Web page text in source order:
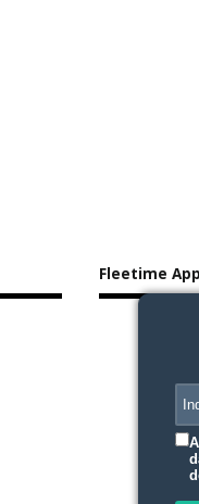
Fleetime App